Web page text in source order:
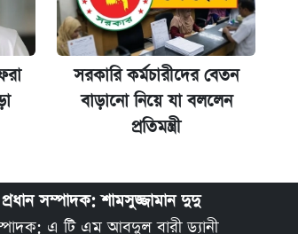
সরকারি কর্মচারীদের বেতন
বাড়ানো নিয়ে যা বললেন
প্রতিমন্ত্রী
প্রধান সম্পাদক: শামসুজ্জামান দুদু
এ টি এম আবদুল বারী ড্যানী